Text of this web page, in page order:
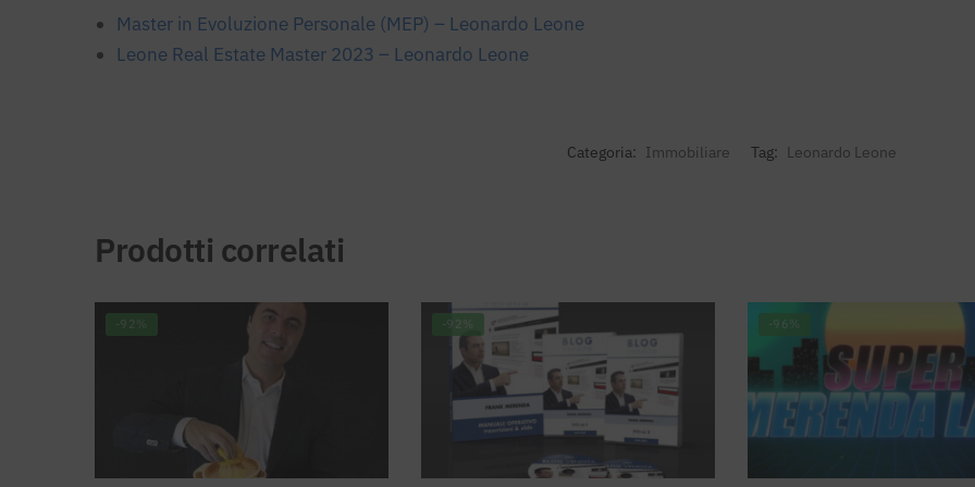
Master in Evoluzione Personale (MEP) – Leonardo Leone
Leone Real Estate Master 2023 – Leonardo Leone
Categoria: Immobiliare Tag: Leonardo Leone
Prodotti correlati
-92% -92% -96%